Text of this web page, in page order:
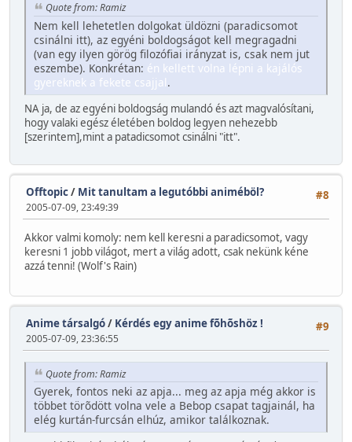
Quote from: Ramiz
Nem kell lehetetlen dolgokat üldözni (paradicsomot
csinálni itt), az egyéni boldogságot kell megragadni
(van egy ilyen görög filozófiai irányzat is, csak nem jut
eszembe). Konkrétan: én kellett volna lépni a kajálós
gyereknek a fekete csajjal.
NA ja, de az egyéni boldogság mulandó és azt magvalósítani,
hogy valaki egész életében boldog legyen nehezebb
[szerintem],mint a patadicsomot csinálni "itt".
#8
Offtopic/ Mit tanultam a legutóbbi animéböl?
2005-07-09, 23:49:39
Akkor valmi komoly: nem kell keresni a paradicsomot, vagy
keresni 1 jobb világot, mert a világ adott, csak nekünk kéne
azzá tenni! (Wolf's Rain)
#9
Anime társalgó/ Kérdés egy anime fõhõshöz !
2005-07-09, 23:36:55
Quote from: Ramiz
Gyerek, fontos neki az apja... meg az apja még akkor is
többet törõdött volna vele a Bebop csapat tagjainál, ha
elég kurtán-furcsán elhúz, amikor találkoznak.